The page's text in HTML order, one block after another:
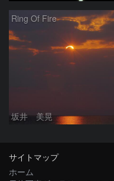
Ring Of Fire
坂井 美晃
サイトマップ
ホーム